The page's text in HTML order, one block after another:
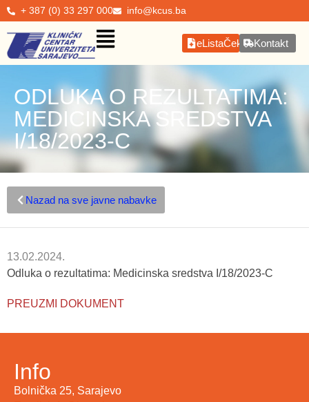
+ 387 (0) 33 297 000 info@kcus.ba
eListaČekanjaKontakt
ODLUKA O REZULTATIMA:
MEDICINSKA SREDSTVA
I/18/2023-C
Nazad na sve javne nabavke
13.02.2024.
Odluka o rezultatima: Medicinska sredstva I/18/2023-C
PREUZMI DOKUMENT
Info
Bolnička 25, Sarajevo